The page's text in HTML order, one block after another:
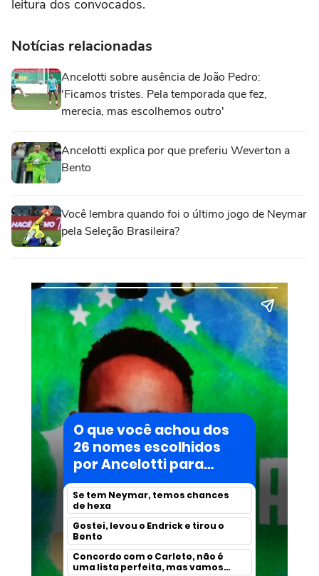
leitura dos convocados.
Notícias relacionadas
Ancelotti sobre ausência de João Pedro:
'Ficamos tristes. Pela temporada que fez,
merecia, mas escolhemos outro'
Ancelotti explica por que preferiu Weverton a
Bento
Você lembra quando foi o último jogo de Neymar
pela Seleção Brasileira?